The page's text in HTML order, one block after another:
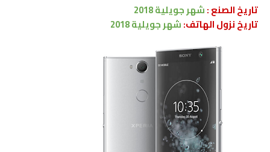
تاريخ الصنع :شهرجويلية 2018
تاريخ نزول الهاتف:شهرجويلية 2018